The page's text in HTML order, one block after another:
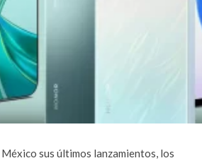
sus últimos lanzamientos, los